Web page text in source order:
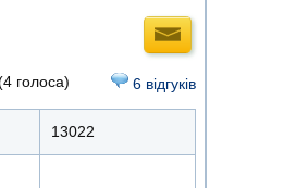
голоса) 6 відгуків
13022